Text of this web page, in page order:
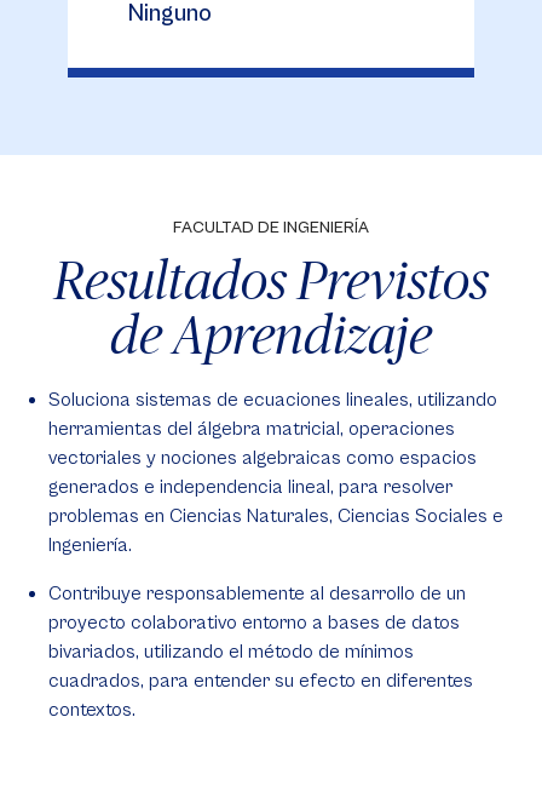
Ninguno
FACULTAD DE INGENIERÍA
Resultados Previstos
de Aprendizaje
Soluciona sistemas de ecuaciones lineales, utilizando
herramientas del álgebra matricial, operaciones
vectoriales y nociones algebraicas como espacios
generados e independencia lineal, para resolver
problemas en Ciencias Naturales, Ciencias Sociales e
Ingeniería.
Contribuye responsablemente al desarrollo de un
proyecto colaborativo entorno a bases de datos
bivariados, utilizando el método de mínimos
cuadrados, para entender su efecto en diferentes
contextos.